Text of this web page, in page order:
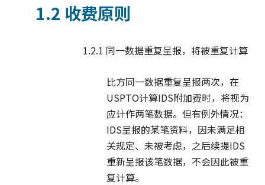
1.2 收费原则
1.2.1 同一数据重复呈报，将被重复计算
比方同一数据重复呈报两次，在
USPTO计算IDS附加费时，将视为
应计作两笔数据。但有例外情况：
IDS呈报的某笔资料，因未满足相
关规定、未被考虑，之后续提IDS
重新呈报该笔数据，不会因此被重
复计算。